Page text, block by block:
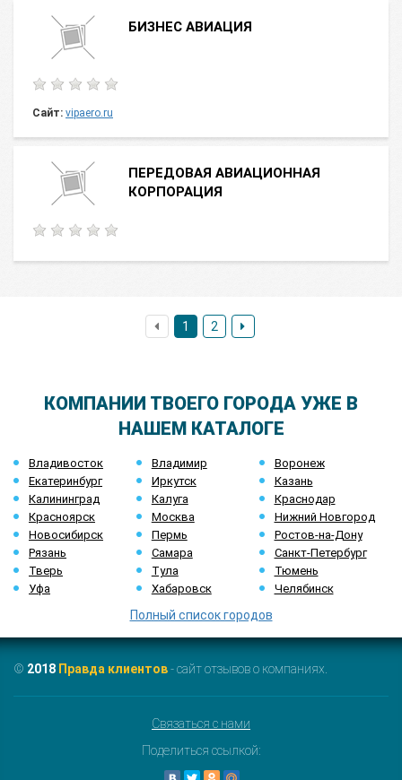
БИЗНЕС АВИАЦИЯ
Сайт: vipaero.ru
ПЕРЕДОВАЯ АВИАЦИОННАЯ
КОРПОРАЦИЯ
1 2
КОМПАНИИ ТВОЕГО ГОРОДА УЖЕ В
НАШЕМ КАТАЛОГЕ
Владивосток Владимир
Воронеж
Екатеринбург
Иркутск
Казань
Калининград
Калуга
Краснодар
Красноярск
Москва
Нижний Новгород
Новосибирск
Пермь
Ростов-на-Дону
Рязань
Самара
Санкт-Петербург
Тверь
Тула
Тюмень
Уфа
Хабаровск Челябинск
Полный список городов
© 2018 Правда клиентов- сайт отзывов о компаниях.
Связаться с нами
Поделиться ссылкой: